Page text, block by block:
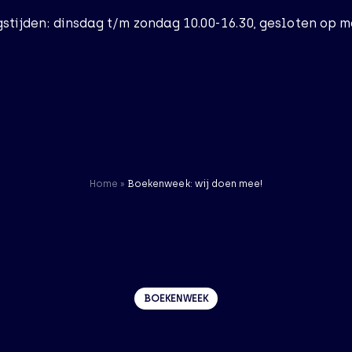
dinsdag t/m zondag 10.00-16.30, gesloten op
Bezoek
Nieuws
Home » Boekenweek: wij doen mee!
BOEKENWEEK